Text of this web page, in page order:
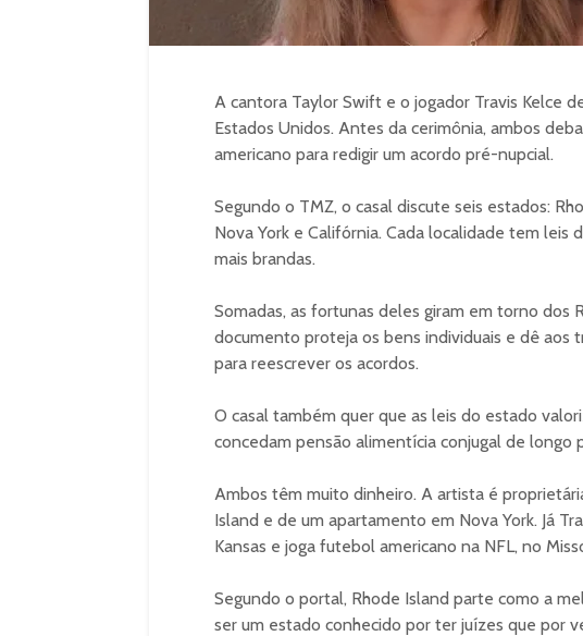
A cantora Taylor Swift e o jogador Travis Kelce
Estados Unidos. Antes da cerimônia, ambos
americano para redigir um acordo pré-nupcial.
Segundo o TMZ, o casal discute seis estados:
Nova York e Califórnia. Cada localidade tem leis
mais brandas.
Somadas, as fortunas deles giram em torno dos
documento proteja os bens individuais e dê aos
para reescrever os acordos.
O casal também quer que as leis do estado
concedam pensão alimentícia conjugal de longo
Ambos têm muito dinheiro. A artista é
Island e de um apartamento em Nova York. Já
Kansas e joga futebol americano na NFL, no
Segundo o portal, Rhode Island parte como a
ser um estado conhecido por ter juízes que por